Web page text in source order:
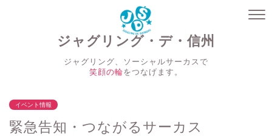
ジャグリング・デ・信州
ジャグリング、ソーシャルサーカスで
笑顔の輪をつなげます。
イベント情報
緊急告知・つながるサーカス